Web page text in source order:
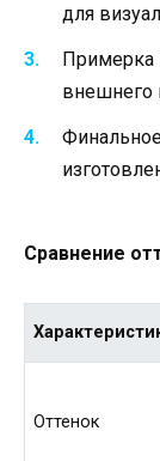
для
Примерка
внешнего
Сравнение
Оттенок